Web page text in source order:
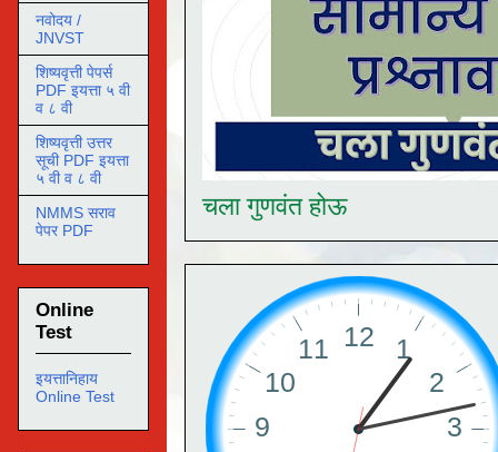
चला गुणवंत होऊ
नवोदय /
JNVST
शिष्यवृत्ती पेपर्स
PDF इयत्ता ५ वी
व ८ वी
शिष्यवृत्ती उत्तर
सूची PDF इयत्ता
५ वी व ८ वी
NMMS सराव
पेपर PDF
Online
Test
इयत्तानिहाय
Online Test